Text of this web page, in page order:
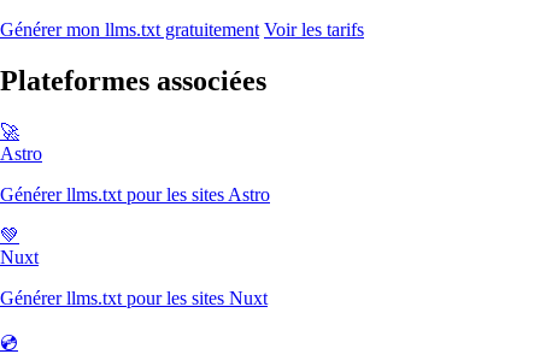
Générer mon llms.txt gratuitement Voir les tarifs
Plateformes associées
🚀
Astro
Générer llms.txt pour les sites Astro
💚
Nuxt
Générer llms.txt pour les sites Nuxt
💿